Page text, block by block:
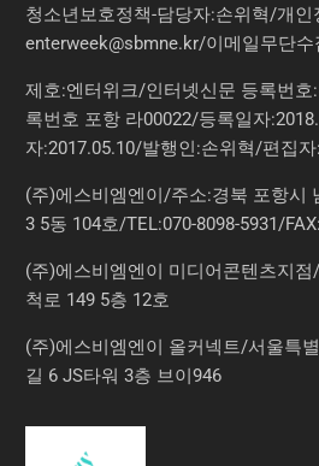
청소년보호정책-담당자:손위혁/개인
enterweek@sbmne.kr/이메일무단수
제호:엔터위크/인터넷신문 등록번호
록번호 포항 라00022/등록일자
자:2017.05.10/발행인:손위혁/편집
(주)에스비엠엔이/주소:경북 포항시
3 5동 104호/TEL:070-8098-5931/
(주)에스비엠엔이 미디어콘텐츠지
척로 149 5층 12호
(주)에스비엠엔이 올커넥트/서울특
길 6 JS타워 3층 브이946